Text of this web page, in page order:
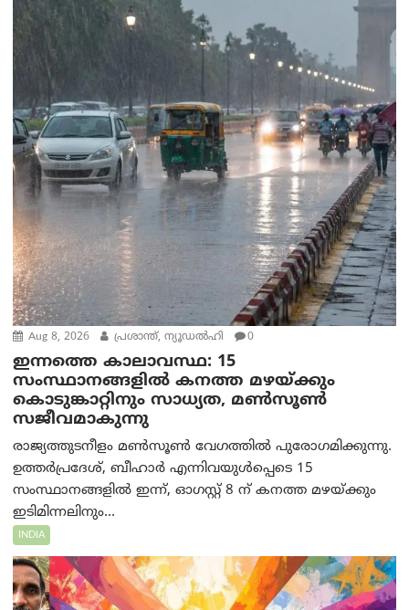
Aug 8, 2026 പ്രശാന്ത്, ന്യൂഡല്‍ഹി 0
ഇന്നത്തെ കാലാവസ്ഥ: 15
സംസ്ഥാനങ്ങളിൽ കനത്ത മഴയ്ക്കും
കൊടുങ്കാറ്റിനും സാധ്യത, മൺസൂൺ
സജീവമാകുന്നു
രാജ്യത്തുടനീളം മൺസൂൺ വേഗത്തിൽ പുരോഗമിക്കുന്നു.
ഉത്തർപ്രദേശ്, ബീഹാർ എന്നിവയുൾപ്പെടെ 15
സംസ്ഥാനങ്ങളിൽ ഇന്ന്, ഓഗസ്റ്റ് 8 ന് കനത്ത മഴയ്ക്കും
ഇടിമിന്നലിനും...
INDIA